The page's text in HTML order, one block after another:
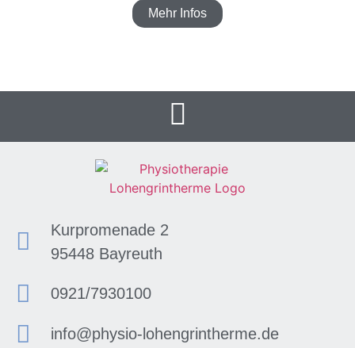
Mehr Infos
Kurpromenade 2
95448 Bayreuth
0921/7930100
info@physio-lohengrintherme.de